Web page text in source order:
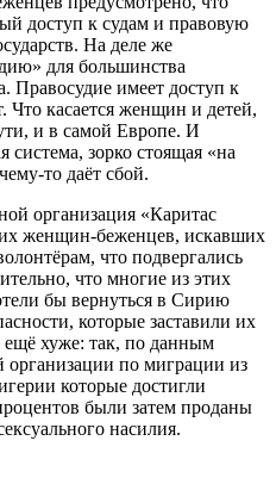
доступ к судам и правовую
На деле же
для большинства
Правосудие имеет доступ к
касается женщин и детей,
и в самой Европе. И
система, зорко стоящая «на
то даёт сбой.
организация «Каритас
женщин-беженцев, искавших
что подвергались
что многие из этих
бы вернуться в Сирию
которые заставили их
хуже: так, по данным
по миграции из
которые достигли
были затем проданы
насилия.